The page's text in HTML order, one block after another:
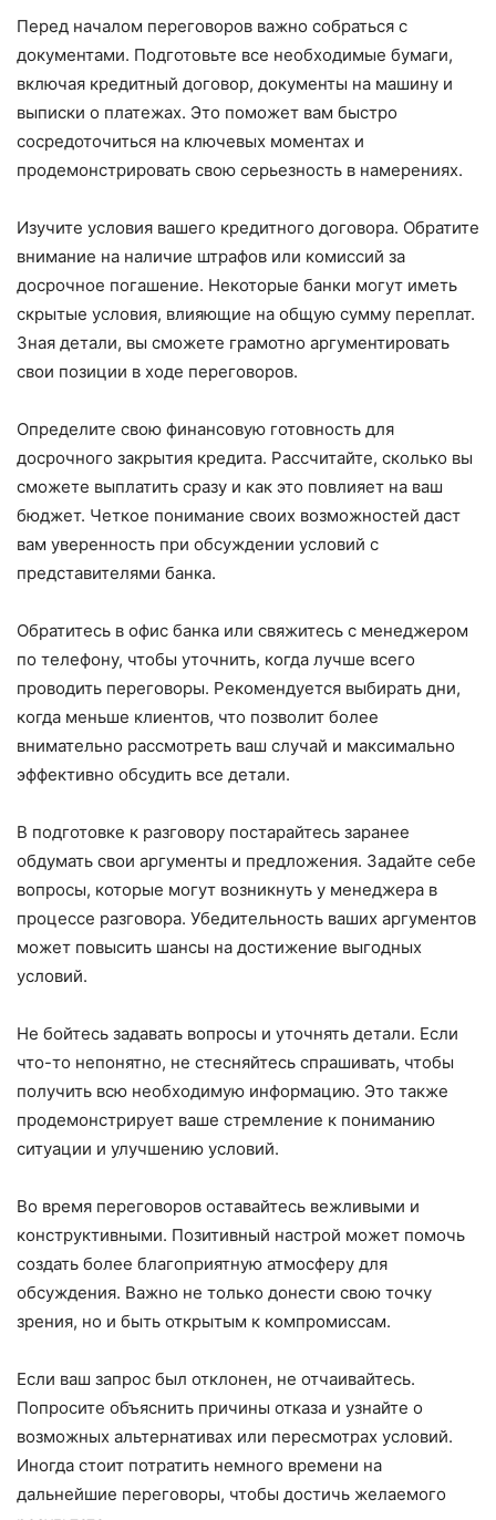
Перед началом переговоров важно собраться с
документами. Подготовьте все необходимые бумаги,
включая кредитный договор, документы на машину и
выписки о платежах. Это поможет вам быстро
сосредоточиться на ключевых моментах и
продемонстрировать свою серьезность в намерениях.
Изучите условия вашего кредитного договора. Обратите
внимание на наличие штрафов или комиссий за
досрочное погашение. Некоторые банки могут иметь
скрытые условия, влияющие на общую сумму переплат.
Зная детали, вы сможете грамотно аргументировать
свои позиции в ходе переговоров.
Определите свою финансовую готовность для
досрочного закрытия кредита. Рассчитайте, сколько вы
сможете выплатить сразу и как это повлияет на ваш
бюджет. Четкое понимание своих возможностей даст
вам уверенность при обсуждении условий с
представителями банка.
Обратитесь в офис банка или свяжитесь с менеджером
по телефону, чтобы уточнить, когда лучше всего
проводить переговоры. Рекомендуется выбирать дни,
когда меньше клиентов, что позволит более
внимательно рассмотреть ваш случай и максимально
эффективно обсудить все детали.
В подготовке к разговору постарайтесь заранее
обдумать свои аргументы и предложения. Задайте себе
вопросы, которые могут возникнуть у менеджера в
процессе разговора. Убедительность ваших аргументов
может повысить шансы на достижение выгодных
условий.
Не бойтесь задавать вопросы и уточнять детали. Если
что-то непонятно, не стесняйтесь спрашивать, чтобы
получить всю необходимую информацию. Это также
продемонстрирует ваше стремление к пониманию
ситуации и улучшению условий.
Во время переговоров оставайтесь вежливыми и
конструктивными. Позитивный настрой может помочь
создать более благоприятную атмосферу для
обсуждения. Важно не только донести свою точку
зрения, но и быть открытым к компромиссам.
Если ваш запрос был отклонен, не отчаивайтесь.
Попросите объяснить причины отказа и узнайте о
возможных альтернативах или пересмотрах условий.
Иногда стоит потратить немного времени на
дальнейшие переговоры, чтобы достичь желаемого